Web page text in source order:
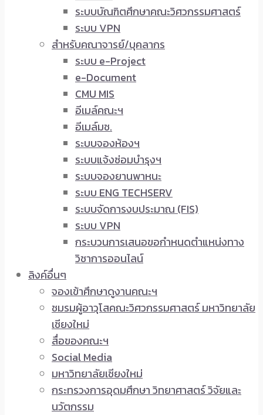
ระบบบัณฑิตศึกษาคณะวิศวกรรมศาสตร์
ระบบ VPN
สำหรับคณาจารย์/บุคลากร
ระบบ e-Project
e-Document
CMU MIS
อีเมล์คณะฯ
อีเมล์มช.
ระบบจองห้องฯ
ระบบแจ้งซ่อมบำรุงฯ
ระบบจองยานพาหนะ
ระบบ ENG TECHSERV
ระบบจัดการงบประมาณ (FIS)
ระบบ VPN
กระบวนการเสนอขอกำหนดตำแหน่งทาง
วิชาการออนไลน์
ลิงค์อื่นๆ
จองเข้าศึกษาดูงานคณะฯ
ชมรมผู้อาวุโสคณะวิศวกรรมศาสตร์ มหาวิทยาลัย
เชียงใหม่
สื่อของคณะฯ
Social Media
มหาวิทยาลัยเชียงใหม่
กระทรวงการอุดมศึกษา วิทยาศาสตร์ วิจัยและ
นวัตกรรม